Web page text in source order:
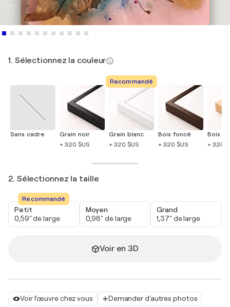
Voir l'œuvre chez vous Demander d'autres photos
1. Sélectionnez la couleur
Sans cadre
Grain noir
+ 320 $US
Recommandé
Grain blanc
+ 320 $US
Bois foncé
+ 320 $US
Bois
+ 320
2. Sélectionnez la taille
Recommandé
Petit
0,59" de large
Moyen
0,98" de large
Grand
1,37" de large
Voir en 3D